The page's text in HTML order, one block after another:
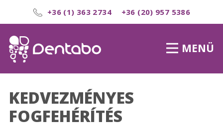
+36 (1) 363 2734 +36 (20) 957 5386
MENÜ
KEDVEZMÉNYES
FOGFEHÉRÍTÉS